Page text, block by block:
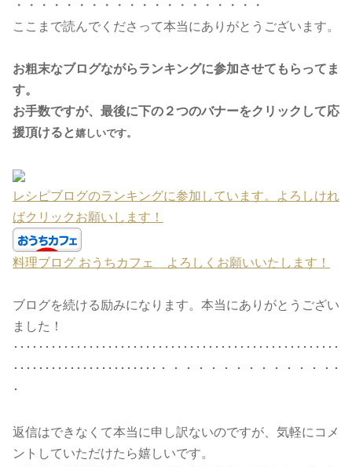
・・・・・・・・・・・・・・・・・・・・
ここまで読んでくださって本当にありがとうございます。
お粗末なブログながらランキングに参加させてもらってま
す。
お手数ですが、最後に下の２つのバナーをクリックして応
援頂けると嬉しいです。
レシピブログのランキングに参加しています。よろしけれ
ばクリックお願いします！
料理ブログ おうちカフェ よろしくお願いいたします！
ブログを続ける励みになります。本当にありがとうござい
ました！
････････････････････････････････････････････････････
･･･････････････････････・・・・・・・・・・・・・・･
･
返信はできなくて本当に申し訳ないのですが、気軽にコメ
ントしていただけたら嬉しいです。